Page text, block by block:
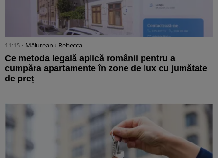
11:15 • Mălureanu Rebecca
Ce metoda legală aplică românii pentru a
cumpăra apartamente în zone de lux cu jumătate
de preț